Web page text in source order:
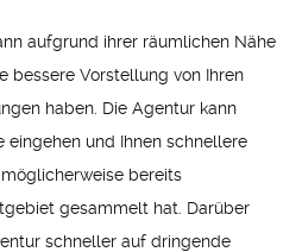
aufgrund ihrer räumlichen Nähe
bessere Vorstellung von Ihren
haben. Die Agentur kann
eingehen und Ihnen schnellere
bereits
gesammelt hat. Darüber
schneller auf dringende